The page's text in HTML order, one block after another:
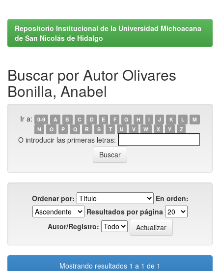
Repositorio Institucional de la Universidad Michoacana
de San Nicolás de Hidalgo
Buscar por Autor Olivares
Bonilla, Anabel
Ir a: 0-9 A B C D E F G H I J K L
M
N
O P Q R S T U V W X Y Z
O introducir las primeras letras:
Ordenar por:
En orden:
Resultados por página
Autor/Registro:
Mostrando resultados 1 a 1 de 1